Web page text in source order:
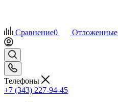
Сравнение0 Отложенные
Телефоны
+7 (343) 227-94-45